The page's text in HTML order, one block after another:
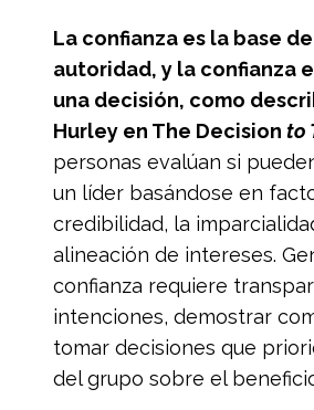
La confianza es la base
autoridad, y la confianza
una decisión, como
Hurley en The Decision to
personas evalúan si
un líder basándose en
credibilidad, la
alineación de intereses.
confianza requiere
intenciones, demostrar
tomar decisiones que
del grupo sobre el